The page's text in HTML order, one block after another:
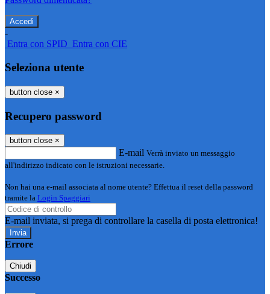
-
Entra con SPID Entra con CIE
Seleziona utente
button close ×
Recupero password
button close ×
E-mail Verrà inviato un messaggio
all'indirizzo indicato con le istruzioni necessarie.
Non hai una e-mail associata al nome utente? Effettua il reset della password
tramite la Login Spaggiari
E-mail inviata, si prega di controllare la casella di posta elettronica!
Errore
Chiudi
Successo